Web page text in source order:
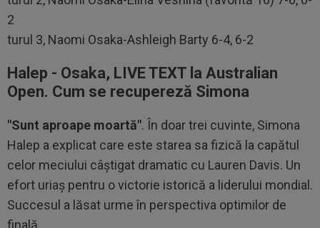
2
turul 3, Naomi Osaka-Ashleigh Barty 6-4, 6-2
Halep - Osaka, LIVE TEXT la Australian
Open. Cum se recupereză Simona
"Sunt aproape moartă". În doar trei cuvinte, Simona
Halep a explicat care este starea sa fizică la capătul
celor meciului câştigat dramatic cu Lauren Davis. Un
efort uriaş pentru o victorie istorică a liderului mondial.
Succesul a lăsat urme în perspectiva optimilor de
finală.